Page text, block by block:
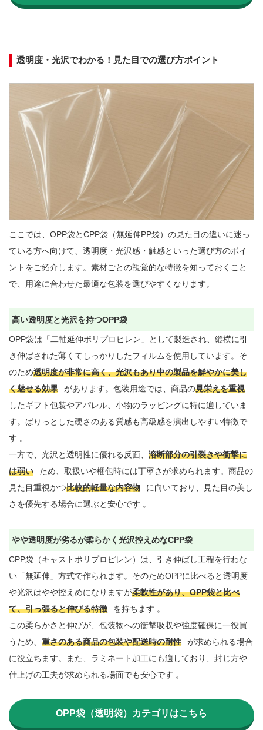
透明度・光沢でわかる！見た目での選び方ポイント
ここでは、OPP袋とCPP袋（無延伸PP袋）の見た目の違いに迷っ
ている方へ向けて、透明度・光沢感・触感といった選び方のポイ
ントをご紹介します。素材ごとの視覚的な特徴を知っておくこと
で、用途に合わせた最適な包装を選びやすくなります。
高い透明度と光沢を持つOPP袋
OPP袋は「二軸延伸ポリプロピレン」として製造され、縦横に引
き伸ばされた薄くてしっかりしたフィルムを使用しています。そ
のため透明度が非常に高く、光沢もあり中の製品を鮮やかに美し
く魅せる効果
があります。包装用途では、商品の見栄えを重視
したギフト包装やアパレル、小物のラッピングに特に適していま
す。ぱりっとした硬さのある質感も高級感を演出しやすい特徴で
す 。
一方で、光沢と透明性に優れる反面、 溶断部分の引裂きや衝撃に
は弱い
ため、取扱いや梱包時には丁寧さが求められます。商品の
見た目重視かつ比較的軽量な内容物
に向いており、見た目の美し
さを優先する場合に選ぶと安心です 。
やや透明度が劣るが柔らかく光沢控えめなCPP袋
CPP袋（キャストポリプロピレン）は、引き伸ばし工程を行わな
い「無延伸」方式で作られます。そのためOPPに比べると透明度
や光沢はやや控えめになりますが柔軟性があり、OPP袋と比べ
て、引っ張ると伸びる特徴
を持ちます 。
この柔らかさと伸びが、包装物への衝撃吸収や強度確保に一役買
うため、 重さのある商品の包装や配送時の耐性
が求められる場合
に役立ちます。また、ラミネート加工にも適しており、封じ方や
仕上げの工夫が求められる場面でも安心です 。
OPP袋（透明袋）カテゴリはこちら